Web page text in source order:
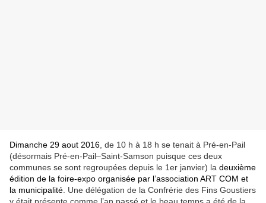
Dimanche 29 aout 2016 , de 10 h à 18 h se tenait à Pré-en-Pail
(désormais Pré-en-Pail–Saint-Samson puisque ces deux
communes se sont regroupées depuis le 1er janvier) la deuxième
édition de la foire-expo organisée par l’association ART COM et
la municipalité . Une délégation de la Confrérie des Fins Goustiers